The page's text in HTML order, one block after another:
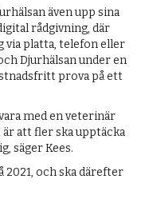
även upp sina
rådgivning, där
via platta, telefon eller
Djurhälsan under en
prova på ett
med en veterinär
att fler ska upptäcka
säger Kees.
och ska därefter